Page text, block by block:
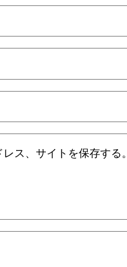
ス、サイトを保存する。